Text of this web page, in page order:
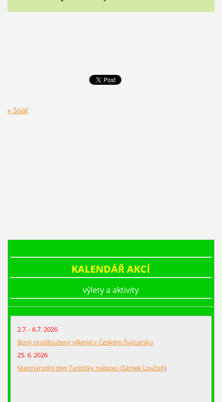
« Späť
KALENDÁŘ AKCÍ
výlety a aktivity
2.7. - 6.7. 2026
Bosý prodloužený víkend v Českém Švýcarsku
25. 6. 2026
Mezinárodní den Turistiky naboso (Zámek Loučeň)